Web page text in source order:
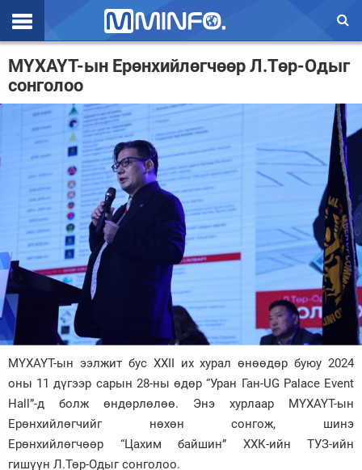
Эхлэл
Цаг агаар
Валют ханш
Улс төр
Эдийн засаг
Үзэл бодол
Спорт
Нийгэм
Дэлхий
Зурхай
МҮХАҮТ-ын Ерөнхийлөгчөөр Л.Төр-Одыг
сонголоо
МҮХАҮТ-ын ээлжит бус XXII их хурал өнөөдөр буюу 2024
оны 11 дүгээр сарын 28-ны өдөр “Уран Ган-UG Palace Event
Hall”-д болж өндөрлөлөө. Энэ хурлаар МҮХАҮТ-ын
Ерөнхийлөгчийг нөхөн сонгож, шинэ
Ерөнхийлөгчөөр “Цахим байшин” ХХК-ийн ТУЗ-ийн
гишүүн Л.Төр-Одыг сонголоо.